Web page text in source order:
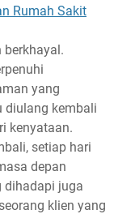
Rumah Sakit
yang
diulang kembali
kenyataan.
setiap hari
depan
dihadapi juga
klien yang